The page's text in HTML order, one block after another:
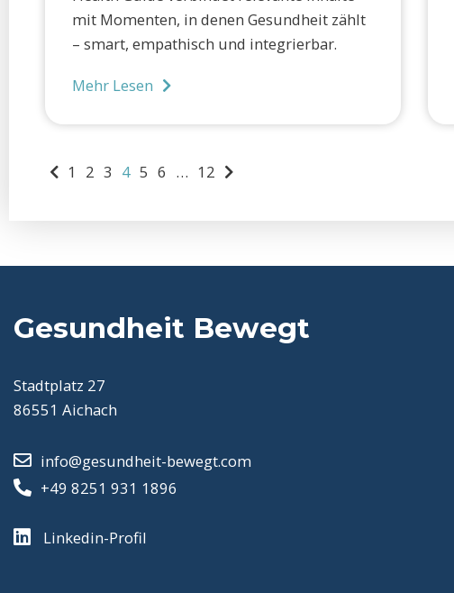
mit Momenten, in denen Gesundheit zählt
– smart, empathisch und integrierbar.
Mehr Lesen
1 2 3 4 5 6 … 12
Gesundheit Bewegt
Stadtplatz 27
86551 Aichach
info@gesundheit-bewegt.com
+49 8251 931 1896
Linkedin-Profil